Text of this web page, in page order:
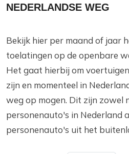
NEDERLANDSE WEG
Bekijk hier per maand of jaar
toelatingen op de openbare
Het gaat hierbij om
zijn en momenteel in
weg op mogen. Dit zijn zowel
personenauto's in Nederland
personenauto's uit het